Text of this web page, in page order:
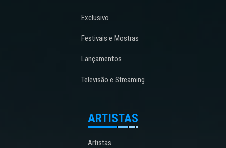
Exclusivo
Festivais e Mostras
Lançamentos
Televisão e Streaming
ARTISTAS
Artistas